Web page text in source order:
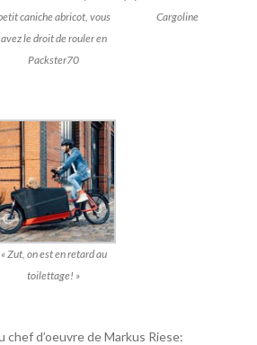
caniche abricot, vous
avez le droit de rouler en
Packster70
Cargoline
« Zut, on est en retard au
toilettage! »
chef d’oeuvre de Markus Riese: